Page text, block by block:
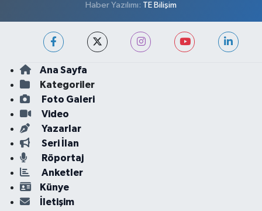
Haber Yazılımı: TE Bilişim
Ana Sayfa
Kategoriler
Foto Galeri
Video
Yazarlar
Seri İlan
Röportaj
Anketler
Künye
İletişim